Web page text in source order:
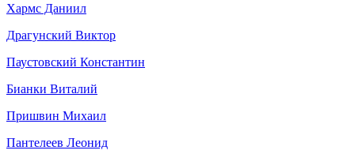
Хармс Даниил
Драгунский Виктор
Паустовский Константин
Бианки Виталий
Пришвин Михаил
Пантелеев Леонид